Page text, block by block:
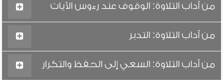
من آداب التلاوة: الوقوف عند رءوس الآيات
من آداب التلاوة: التدبر
من آداب التلاوة: السعي إلى الحفظ والتكرار